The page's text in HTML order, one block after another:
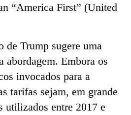
“America First” (United
de Trump sugere uma
abordagem. Embora os
invocados para a
tarifas sejam, em grande
utilizados entre 2017 e